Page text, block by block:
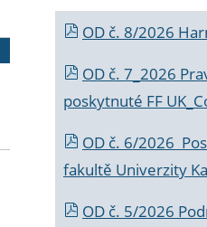
OD č. 8/2026
OD č. 7_2026
poskytnuté FF
OD č. 6/2026
fakultě Univerzity
OD č. 5/2026